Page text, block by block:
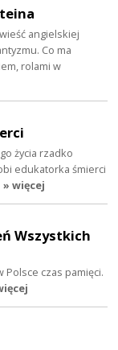
angielskiej
Co ma
rolami w
życia rzadko
edukatorka śmierci
» więcej
Wszystkich
Polsce czas pamięci.